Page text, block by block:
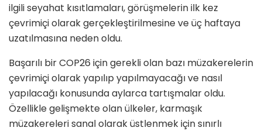
ilgili seyahat kısıtlamaları, görüşmelerin ilk kez
çevrimiçi olarak gerçekleştirilmesine ve üç haftaya
uzatılmasına neden oldu.
Başarılı bir COP26 için gerekli olan bazı müzakerelerin
çevrimiçi olarak yapılıp yapılmayacağı ve nasıl
yapılacağı konusunda aylarca tartışmalar oldu.
Özellikle gelişmekte olan ülkeler, karmaşık
müzakereleri sanal olarak üstlenmek için sınırlı